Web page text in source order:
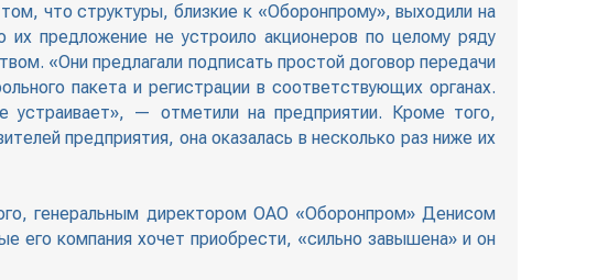
что структуры, близкие к «Оборонпрому», выходили на
предложение не устроило акционеров по целому ряду
«Они предлагали подписать простой договор передачи
пакета и регистрации в соответствующих органах.
— отметили на предприятии. Кроме того,
предприятия, она оказалась в несколько раз ниже их
генеральным директором ОАО «Оборонпром» Денисом
его компания хочет приобрести, «сильно завышена» и он